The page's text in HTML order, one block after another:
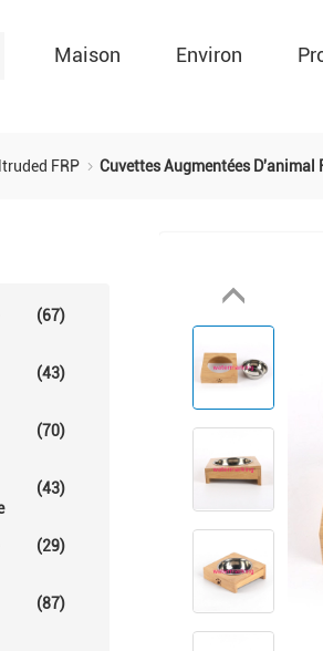
Maison Environ
FRP Cuvettes Augmentées D'animal
(67)
(43)
(70)
(43)
(29)
(87)